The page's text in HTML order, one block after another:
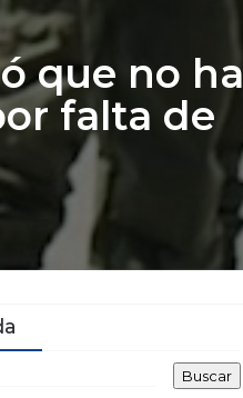
que no ha
falta de